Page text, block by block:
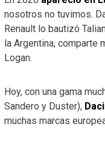
nosotros no tuvimos.
Renault lo bautizó
la Argentina, comparte
Logan.
Hoy, con una gama
Sandero y Duster),
muchas marcas